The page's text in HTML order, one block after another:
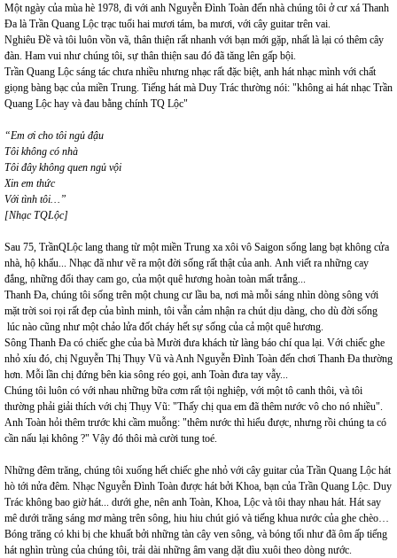
Một ngày của mùa hè 1978, đi với anh Nguyễn Đình Toàn đến nhà chúng tôi ở cư xá Thanh
Đa là Trần Quang Lộc trạc tuổi hai mươi tám, ba mươi, với cây guitar trên vai.
Nghiêu Đề và tôi luôn vồn vã, thân thiện rất nhanh với bạn mới gặp, nhất là lại có thêm cây
đàn. Ham vui như chúng tôi, sự thân thiện sau đó đã tăng lên gấp bội.
Trần Quang Lộc sáng tác chưa nhiều nhưng nhạc rất đặc biệt, anh hát nhạc mình với chất
giọng bàng bạc của miền Trung. Tiếng hát mà Duy Trác thường nói: "không ai hát nhạc Trần
Quang Lộc hay và đau bằng chính TQ Lộc"
“Em ơi cho tôi ngủ đậu
Tôi không có nhà
Tôi đây không quen ngủ vội
Xin em thức
Với tình tôi…”
[Nhạc TQLộc]
Sau 75, TrầnQLộc lang thang từ một miền Trung xa xôi vô Saigon sống lang bạt không cửa
nhà, hộ khẩu... Nhạc đã như vẽ ra một đời sống rất thật của anh. Anh viết ra những cay
đắng, những đổi thay cam go, của một quê hương hoàn toàn mất trắng...
Thanh Đa, chúng tôi sống trên một chung cư lầu ba, nơi mà mỗi sáng nhìn dòng sông với
mặt trời soi rọi rất đẹp của bình minh, tôi vẫn cảm nhận ra chút dịu dàng, cho dù đời sống
lúc nào cũng như một chảo lửa đốt cháy hết sự sống của cả một quê hương.
Sông Thanh Đa có chiếc ghe của bà Mười đưa khách từ làng báo chí qua lại. Với chiếc ghe
nhỏ xíu đó, chị Nguyễn Thị Thụy Vũ và Anh Nguyễn Đình Toàn đến chơi Thanh Đa thường
hơn. Mỗi lần chị đứng bên kia sông réo gọi, anh Toàn đưa tay vẫy...
Chúng tôi luôn có với nhau những bữa cơm rất tội nghiệp, với một tô canh thôi, và tôi
thường phải giải thích với chị Thụy Vũ: "Thấy chị qua em đã thêm nước vô cho nó nhiều".
Anh Toàn hỏi thêm trước khi cầm muỗng: "thêm nước thì hiểu được, nhưng rồi chúng ta có
cần nấu lại không ?" Vậy đó thôi mà cười tung toé.
Những đêm trăng, chúng tôi xuống hết chiếc ghe nhỏ với cây guitar của Trần Quang Lộc hát
hò tới nửa đêm. Nhạc Nguyễn Đình Toàn được hát bởi Khoa, bạn của Trần Quang Lộc. Duy
Trác không bao giờ hát... dưới ghe, nên anh Toàn, Khoa, Lộc và tôi thay nhau hát. Hát say
mê dưới trăng sáng mơ màng trên sông, hiu hiu chút gió và tiếng khua nước của ghe chèo…
Bóng trăng có khi bị che khuất bởi những tàn cây ven sông, và bóng tối như đã ôm ấp tiếng
hát nghìn trùng của chúng tôi, trải dài những âm vang dặt dìu xuôi theo dòng nước.